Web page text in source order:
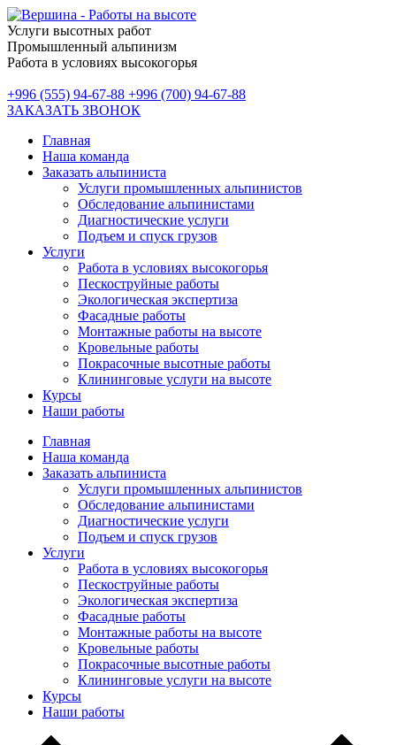
Услуги высотных работ
Промышленный альпинизм
Работа в условиях высокогорья
+996 (555) 94-67-88 +996 (700) 94-67-88
ЗАКАЗАТЬ ЗВОНОК
Главная
Наша команда
Заказать альпиниста
Услуги промышленных альпинистов
Обследование альпинистами
Диагностические услуги
Подъем и спуск грузов
Услуги
Работа в условиях высокогорья
Пескоструйные работы
Экологическая экспертиза
Фасадные работы
Монтажные работы на высоте
Кровельные работы
Покрасочные высотные работы
Клининговые услуги на высоте
Курсы
Наши работы
Главная
Наша команда
Заказать альпиниста
Услуги промышленных альпинистов
Обследование альпинистами
Диагностические услуги
Подъем и спуск грузов
Услуги
Работа в условиях высокогорья
Пескоструйные работы
Экологическая экспертиза
Фасадные работы
Монтажные работы на высоте
Кровельные работы
Покрасочные высотные работы
Клининговые услуги на высоте
Курсы
Наши работы